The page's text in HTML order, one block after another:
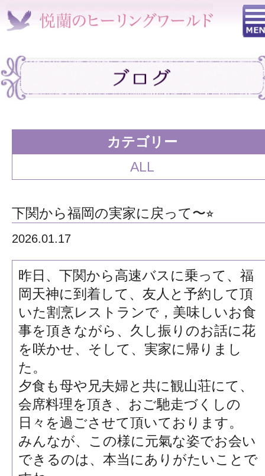
カテゴリー
ALL
下関から福岡の実家に戻って〜⭐︎
2026.01.17
昨日、下関から高速バスに乗って、福
岡天神に到着して、友人と予約して頂
いた割烹レストランで，美味しいお食
事を頂きながら、久し振りのお話に花
を咲かせ、そして、実家に帰りまし
た。
夕食も母や兄夫婦と共に観山荘にて、
会席料理を頂き、おご馳走づくしの
日々を過ごさせて頂いております。
みんなが、この様に元氣な姿でお会い
できるのは、本当にありがたいことで